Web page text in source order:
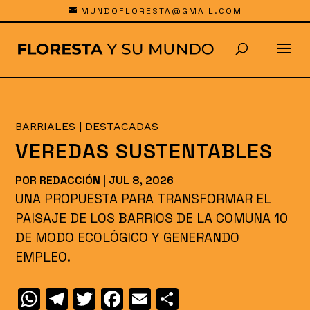
MUNDOFLORESTA@GMAIL.COM
BARRIALES | DESTACADAS
VEREDAS SUSTENTABLES
POR REDACCIÓN JUL 8, 2026
UNA PROPUESTA PARA TRANSFORMAR EL
PAISAJE DE LOS BARRIOS DE LA COMUNA 10
DE MODO ECOLÓGICO Y GENERANDO
EMPLEO.
W T
T
F
E